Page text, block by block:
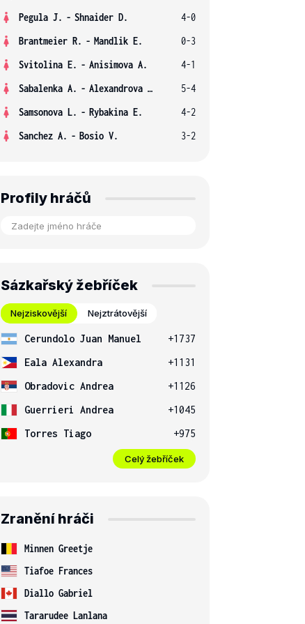
Pegula J. - Shnaider D.
4-0
Brantmeier R. - Mandlik E.
0-3
Svitolina E. - Anisimova A.
4-1
Sabalenka A. - Alexandrova E.
5-4
Samsonova L. - Rybakina E.
4-2
Sanchez A. - Bosio V. 3-2
Profily hráčů
Sázkařský žebříček
Nejziskovější Nejztrátovější
Cerundolo Juan Manuel
+1737
Eala Alexandra
+1131
Obradovic Andrea
+1126
Guerrieri Andrea
+1045
Torres Tiago
+975
Celý žebříček
Zranění hráči
Minnen Greetje
Tiafoe Frances
Diallo Gabriel
Tararudee Lanlana